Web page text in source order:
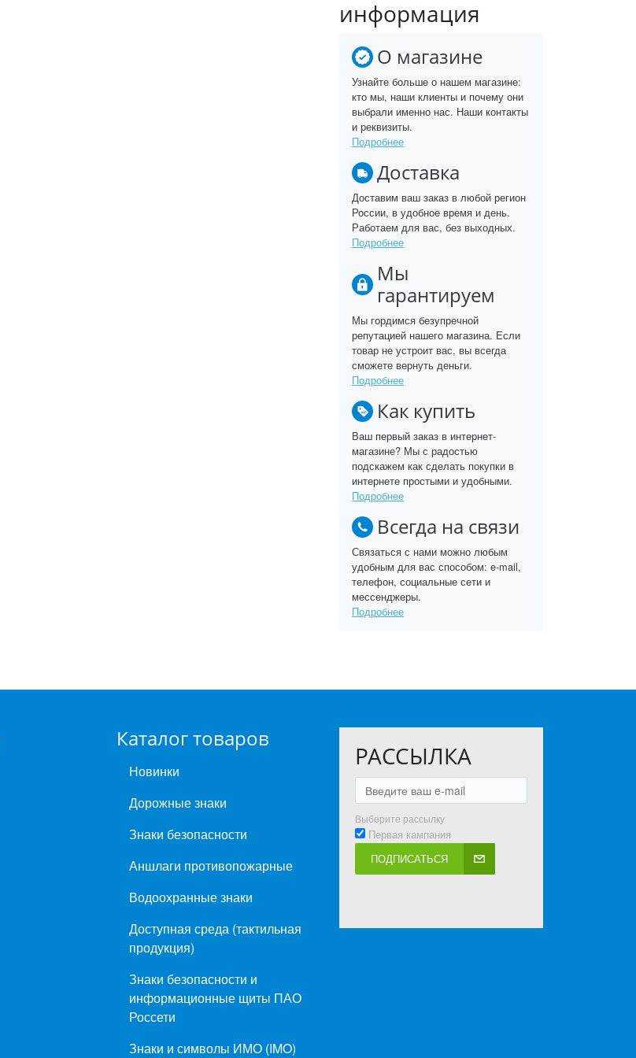
информация
О магазине
Узнайте больше о нашем магазине:
кто мы, наши клиенты и почему они
выбрали именно нас. Наши контакты
и реквизиты.
Подробнее
Доставка
Доставим ваш заказ в любой регион
России, в удобное время и день.
Работаем для вас, без выходных.
Подробнее
Мы
гарантируем
Мы гордимся безупречной
репутацией нашего магазина. Если
товар не устроит вас, вы всегда
сможете вернуть деньги.
Подробнее
Как купить
Ваш первый заказ в интернет-
магазине? Мы с радостью
подскажем как сделать покупки в
интернете простыми и удобными.
Подробнее
Всегда на связи
Связаться с нами можно любым
удобным для вас способом: e-mail,
телефон, социальные сети и
мессенджеры.
Подробнее
Каталог товаров
Новинки
Дорожные знаки
Знаки безопасности
Аншлаги противопожарные
Водоохранные знаки
Доступная среда (тактильная
продукция)
Знаки безопасности и
информационные щиты ПАО
Россети
Знаки и символы ИМО (IMO)
РАССЫЛКА
Выберите рассылку
Первая кампания
ПОДПИСАТЬСЯ